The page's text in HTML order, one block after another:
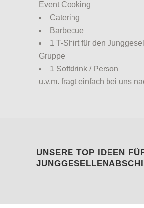
Event Cooking
Catering
Barbecue
1 T-Shirt für den
Gruppe
1 Softdrink / Person
u.v.m. fragt einfach bei uns
UNSERE TOP IDEEN